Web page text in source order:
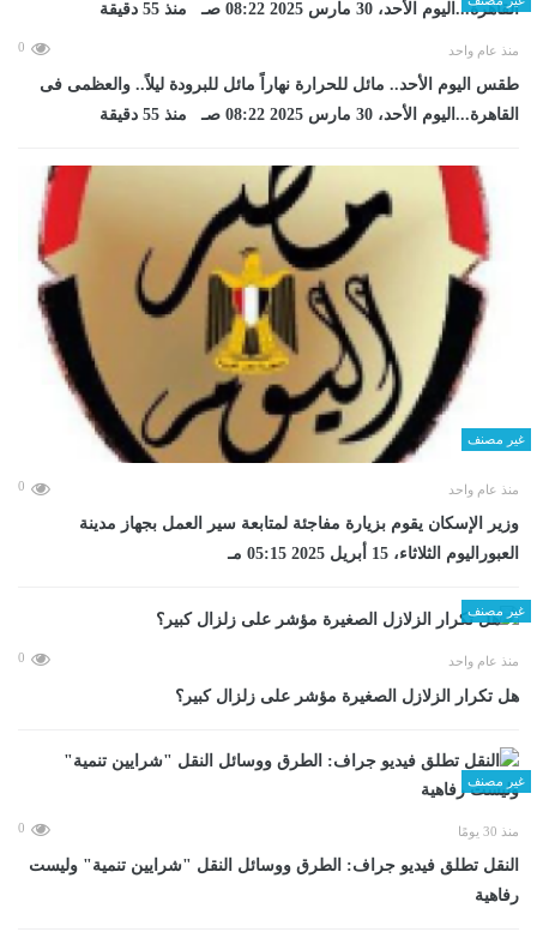
منذ عام واحد 0
طقس اليوم الأحد.. مائل للحرارة نهاراً مائل للبرودة ليلاً.. والعظمى فى
القاهرة...اليوم الأحد، 30 مارس 2025 08:22 صـ منذ 55 دقيقة
غير مصنف
منذ عام واحد 0
وزير الإسكان يقوم بزيارة مفاجئة لمتابعة سير العمل بجهاز مدينة
العبوراليوم الثلاثاء، 15 أبريل 2025 05:15 مـ
غير مصنف
منذ عام واحد 0
هل تكرار الزلازل الصغيرة مؤشر على زلزال كبير؟
غير مصنف
منذ 30 يومًا 0
​النقل تطلق فيديو جراف: الطرق ووسائل النقل "شرايين تنمية" وليست
رفاهية